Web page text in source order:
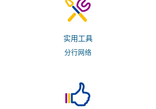
实用工具
分行网络